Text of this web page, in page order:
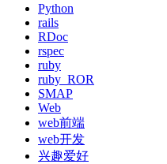
Python
rails
RDoc
rspec
ruby
ruby_ROR
SMAP
Web
web前端
web开发
兴趣爱好